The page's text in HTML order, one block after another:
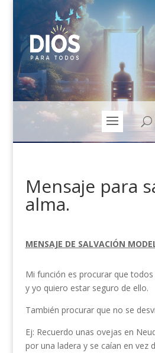
Mensaje para
alma.
MENSAJE DE SALVACIÓN
Mi función es procurar que
y yo quiero estar seguro de ello.
También procurar que no se
Ej: Recuerdo unas ovejas en
por una ladera y se caían en vez